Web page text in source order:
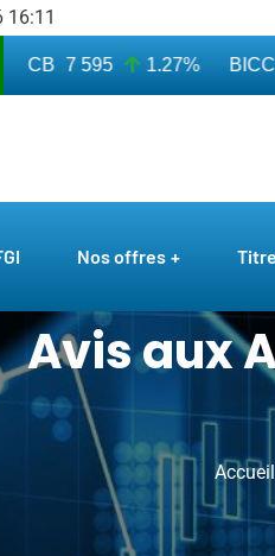
16:11
7 595 1.27% BICC
Nos offres
Avis aux
Accueil